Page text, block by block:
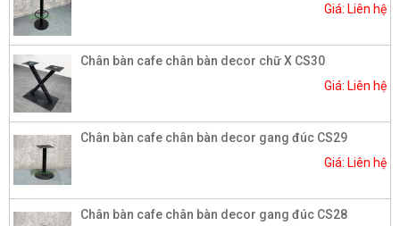
Giá: Liên hệ
Chân bàn cafe chân bàn decor chữ X CS30
Giá: Liên hệ
Chân bàn cafe chân bàn decor gang đúc CS29
Giá: Liên hệ
Chân bàn cafe chân bàn decor gang đúc CS28